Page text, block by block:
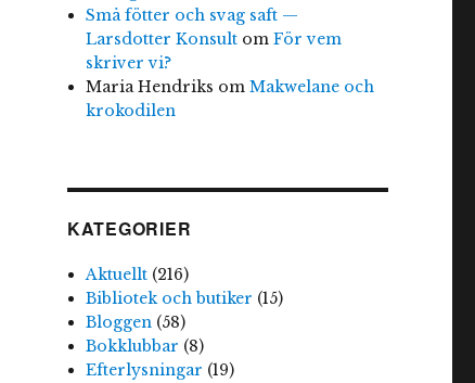
Små fötter och svag saft —
Larsdotter Konsult omFör vem
skriver vi?
Maria Hendriks omMakwelane och
krokodilen
KATEGORIER
Aktuellt (216)
Bibliotek och butiker (15)
Bloggen (58)
Bokklubbar (8)
Efterlysningar (19)